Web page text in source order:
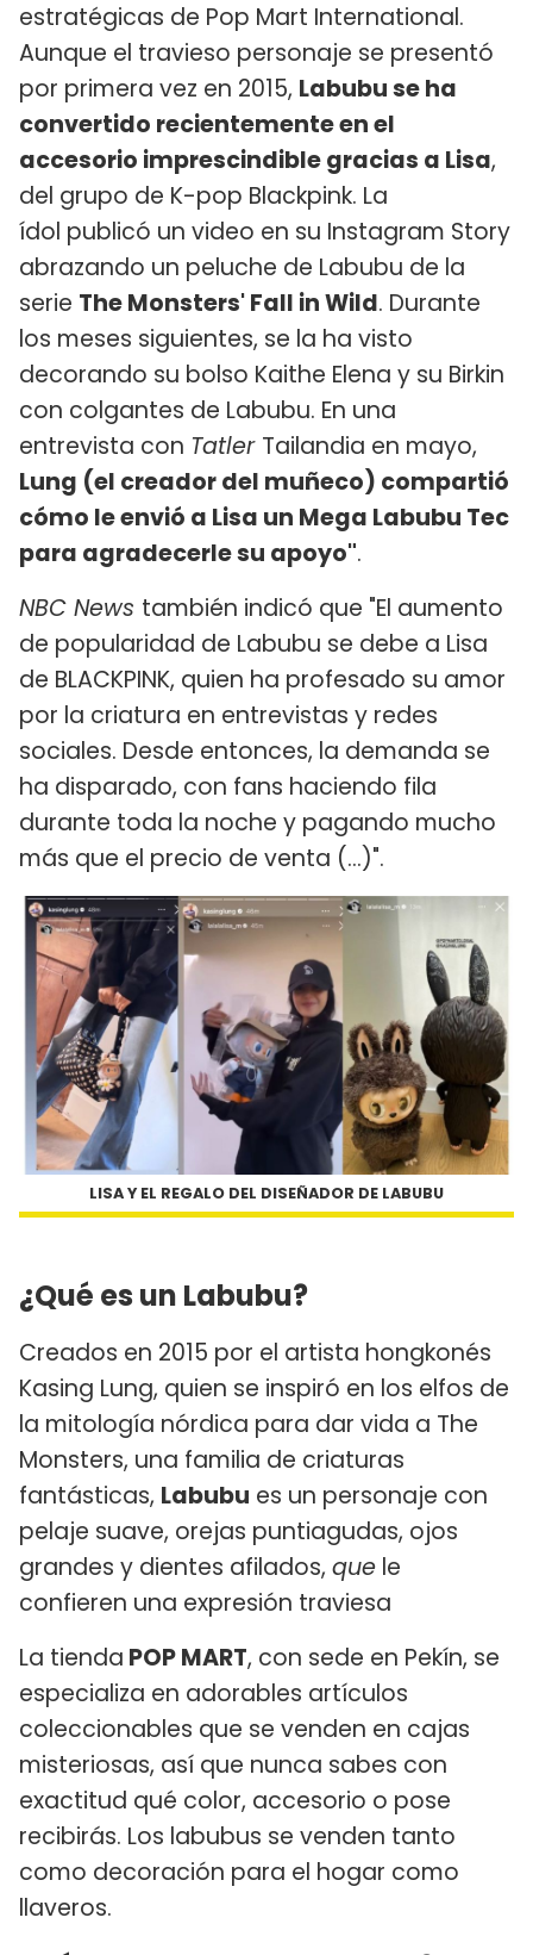
estratégicas de Pop Mart International.
Aunque el travieso personaje se presentó
por primera vez en 2015, Labubu se ha
convertido recientemente en el
accesorio imprescindible gracias a Lisa,
del grupo de K-pop Blackpink. La
ídol publicó un video en su Instagram Story
abrazando un peluche de Labubu de la
serie The Monsters' Fall in Wild. Durante
los meses siguientes, se la ha visto
decorando su bolso Kaithe Elena y su Birkin
con colgantes de Labubu. En una
entrevista con Tatler Tailandia en mayo,
Lung (el creador del muñeco) compartió
cómo le envió a Lisa un Mega Labubu Tec
para agradecerle su apoyo".
NBC News también indicó que "El aumento
de popularidad de Labubu se debe a Lisa
de BLACKPINK, quien ha profesado su amor
por la criatura en entrevistas y redes
sociales. Desde entonces, la demanda se
ha disparado, con fans haciendo fila
durante toda la noche y pagando mucho
más que el precio de venta (...)".
LISA Y EL REGALO DEL DISEÑADOR DE LABUBU
¿Qué es un Labubu?
Creados en 2015 por el artista hongkonés
Kasing Lung, quien se inspiró en los elfos de
la mitología nórdica para dar vida a The
Monsters, una familia de criaturas
fantásticas, Labubu es un personaje con
pelaje suave, orejas puntiagudas, ojos
grandes y dientes afilados, que le
confieren una expresión traviesa
La tienda POP MART, con sede en Pekín, se
especializa en adorables artículos
coleccionables que se venden en cajas
misteriosas, así que nunca sabes con
exactitud qué color, accesorio o pose
recibirás. Los labubus se venden tanto
como decoración para el hogar como
llaveros.